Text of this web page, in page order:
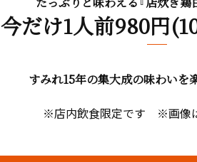
今だけ1人前980円
すみれ15年の集大成の味わいを
※店内飲食限定です ※画像